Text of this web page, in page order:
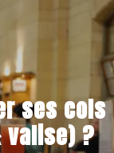
ses cols
valise) ?